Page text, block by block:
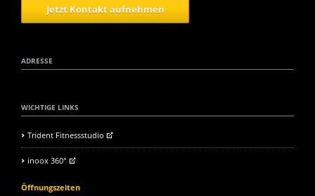
Jetzt Kontakt aufnehmen
ADRESSE
WICHTIGE LINKS
Trident Fitnessstudio
inoox 360°
Öffnungszeiten